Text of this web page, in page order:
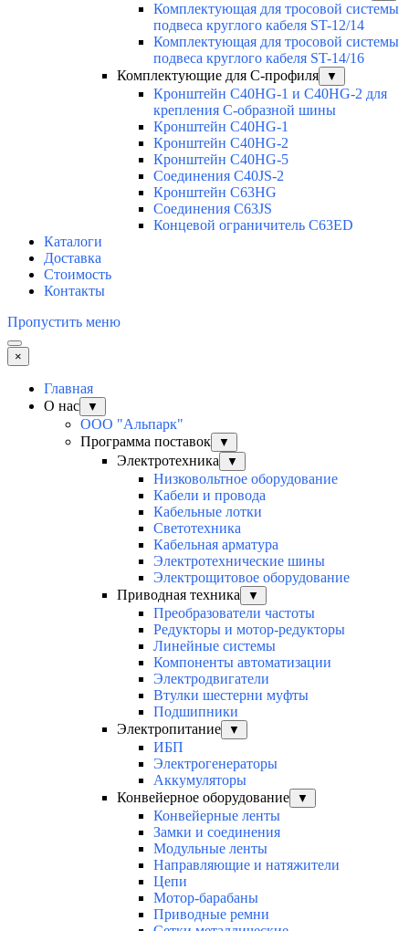
Комплектующая для тросовой системы
подвеса круглого кабеля ST-12/14
Комплектующая для тросовой системы
подвеса круглого кабеля ST-14/16
Комплектующие для С-профиля
▼
Кронштейн C40HG-1 и C40HG-2 для
крепления С-образной шины
Кронштейн C40HG-1
Кронштейн C40HG-2
Кронштейн C40HG-5
Соединения C40JS-2
Кронштейн C63HG
Соединения C63JS
Концевой ограничитель C63ED
Каталоги
Доставка
Стоимость
Контакты
Пропустить меню
×
Главная
О нас
▼
ООО "Альпарк"
Программа поставок
▼
Электротехника ▼
Низковольтное оборудование
Кабели и провода
Кабельные лотки
Светотехника
Кабельная арматура
Электротехнические шины
Электрощитовое оборудование
Приводная техника
▼
Преобразователи частоты
Редукторы и мотор-редукторы
Линейные системы
Компоненты автоматизации
Электродвигатели
Втулки шестерни муфты
Подшипники
Электропитание
▼
ИБП
Электрогенераторы
Аккумуляторы
Конвейерное оборудование
▼
Конвейерные ленты
Замки и соединения
Модульные ленты
Направляющие и натяжители
Цепи
Мотор-барабаны
Приводные ремни